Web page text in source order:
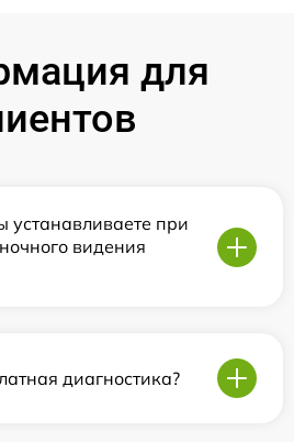
для
устанавливаете при
видения
диагностика?